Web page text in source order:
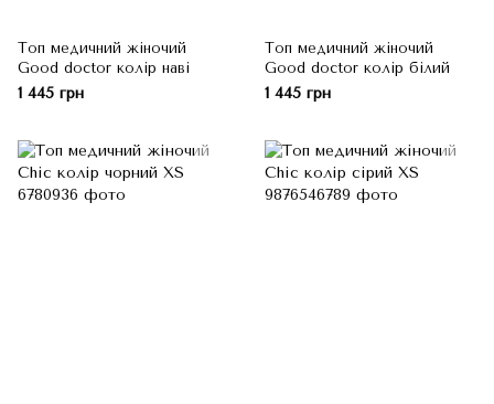
Топ медичний жіночий
Good doctor колір наві
1 445 грн
Топ медичний жіночий
Good doctor колір білий
1 445 грн